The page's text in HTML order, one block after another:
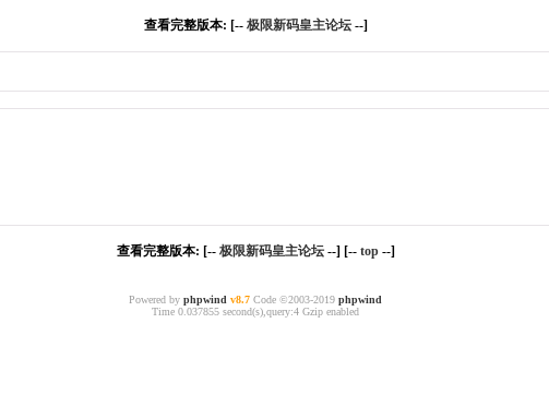
查看完整版本: [-- 极限新码皇主论坛--]
查看完整版本: [-- 极限新码皇主论坛--] [-- top--]
Powered by phpwind v8.7 Code ©2003-2019 phpwind
Time 0.037855 second(s),query:4 Gzip enabled